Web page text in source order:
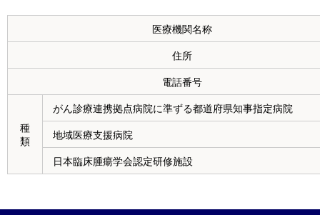
医療機関名称
住所
電話番号
種
類
がん診療連携拠点病院に準ずる都道府県知事指定病院
地域医療支援病院
日本臨床腫瘍学会認定研修施設